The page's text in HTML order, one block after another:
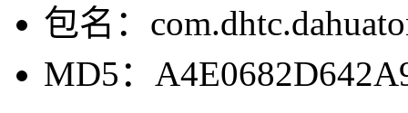
包名：
MD5：